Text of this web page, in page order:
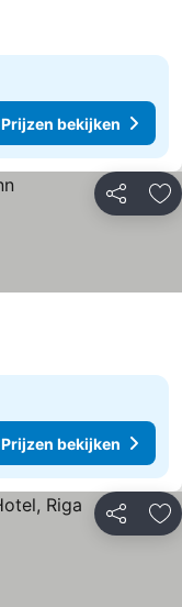
Prijzen bekijken
Delen
Prijzen bekijken
Delen